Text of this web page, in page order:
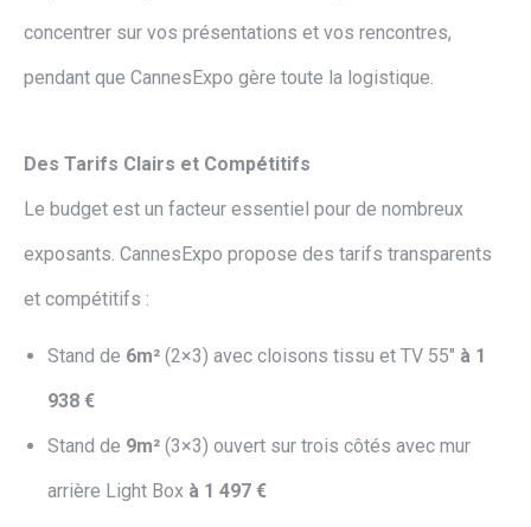
concentrer sur vos présentations et vos rencontres,
pendant que CannesExpo gère toute la logistique.
Des Tarifs Clairs et Compétitifs
Le budget est un facteur essentiel pour de nombreux
exposants. CannesExpo propose des tarifs transparents
et compétitifs :
Stand de 6m² (2×3) avec cloisons tissu et TV 55″ à 1
938 €
Stand de 9m² (3×3) ouvert sur trois côtés avec mur
arrière Light Box à 1 497 €